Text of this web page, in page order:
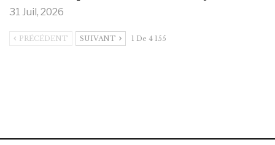
31 Juil, 2026
PRÉCÉDENT SUIVANT 1 De 4 155